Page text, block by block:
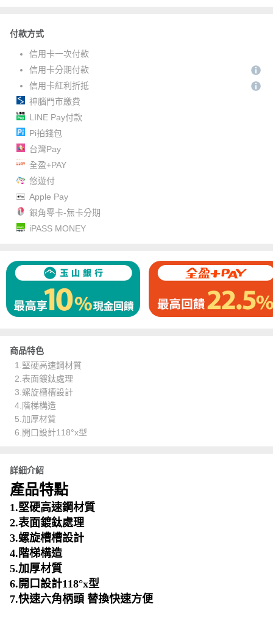
付款方式
信用卡一次付款
信用卡分期付款
信用卡紅利折抵
神腦門市繳費
LINE Pay付款
Pi拍錢包
台灣Pay
全盈+PAY
悠遊付
Apple Pay
銀角零卡-無卡分期
iPASS MONEY
商品特色
1.堅硬高速鋼材質
2.表面鍍鈦處理
3.螺旋槽槽設計
4.階梯構造
5.加厚材質
6.開口設計118°x型
詳細介紹
產品特點
1.堅硬高速鋼材質
2.表面鍍鈦處理
3.螺旋槽槽設計
4.階梯構造
5.加厚材質
6.開口設計118°x型
7.快速六角柄頭 替換快速方便